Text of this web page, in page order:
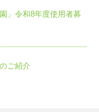
」令和8年度使用者募
ご紹介